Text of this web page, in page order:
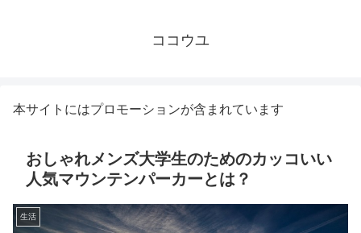
ココウユ
本サイトにはプロモーションが含まれています
おしゃれメンズ大学生のためのカッコいい
人気マウンテンパーカーとは？
生活